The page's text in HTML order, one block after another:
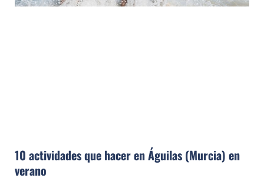
10 actividades que hacer en Águilas (Murcia) en
verano